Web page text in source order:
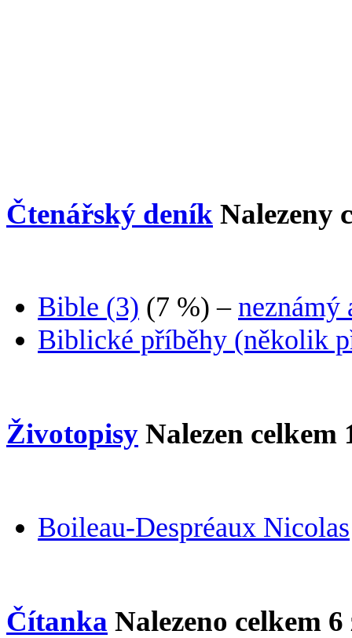
Čtenářský deník Nalezeny
Bible (3) (7 %) – neznámý
Biblické příběhy (několik
Životopisy Nalezen celkem
Boileau-Despréaux Nicolas
Čítanka Nalezeno celkem 6